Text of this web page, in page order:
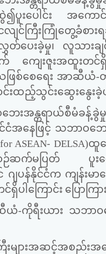
၍ပူးပေါင်း အကေ
လျင်ကြီးကြုံတွေ့ခံစ
လွှတ်ပေးခဲ့မှု၊ လူသား
ျေးဇူးအထူးတင်ရှိပါ
ြစ်စေရေး အာဆီယံ-
င်းထည့်သွင်းဆွေးနွေး
တရာယ်စီမံခန့်ခွဲမှုဆို
အနေဖြင့် သဘာဝဘေ
ASEAN- DELSA)ထူထ
ဉ်ဆက်မပြတ် ပူးပ
ျပန်နိုင်ငံက ကျန်းမာ
ကြောင်း ပြောကြ
-ကိုရီးယား သဘာဝဘ
ြီးများအဆင့်အစ